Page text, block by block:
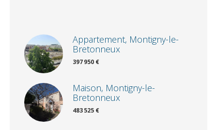
Appartement, Montigny-le-
Bretonneux
397 950 €
Maison, Montigny-le-
Bretonneux
483 525 €